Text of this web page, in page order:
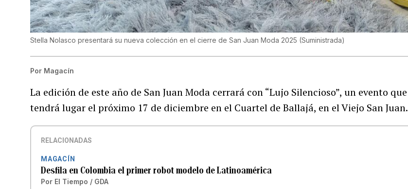
Stella Nolasco presentará su nueva colección en el cierre de San Juan Moda 2025 (Suministrada)
Por Magacín
La edición de este año de San Juan Moda cerrará con “Lujo Silencioso”, un evento que
tendrá lugar el próximo 17 de diciembre en el Cuartel de Ballajá, en el Viejo San Juan.
RELACIONADAS
MAGACÍN
Desfila en Colombia el primer robot modelo de Latinoamérica
Por El Tiempo / GDA